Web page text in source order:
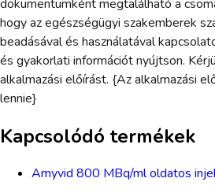
dokumentumként megtalálható a
hogy az egészségügyi szakemberek
beadásával és használatával
és gyakorlati információt nyújtson.
alkalmazási előírást. {Az alkalmazási
lennie}
Kapcsolódó termékek
Amyvid 800 MBq/ml oldatos